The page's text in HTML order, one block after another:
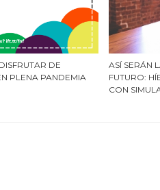
DE
PLENA PANDEMIA
ASÍ SERÁN
FUTURO:
CON